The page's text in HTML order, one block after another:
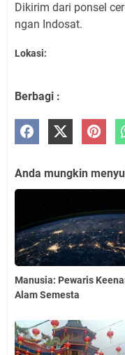
Dikirim dari ponsel
ngan Indosat.
Lokasi:
Berbagi :
Anda mungkin
Manusia: Pewaris
Alam Semesta